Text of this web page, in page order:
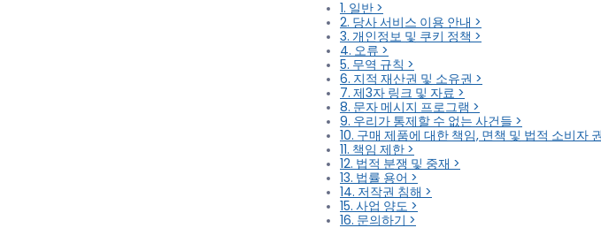
1. 일반 >
2. 당사 서비스 이용 안내 >
3. 개인정보 및 쿠키 정책 >
4. 오류 >
5. 무역 규칙 >
6. 지적 재산권 및 소유권 >
7. 제3자 링크 및 자료 >
8. 문자 메시지 프로그램 >
9. 우리가 통제할 수 없는 사건들 >
10. 구매 제품에 대한 책임, 면책 및 법적 소비자
11. 책임 제한 >
12. 법적 분쟁 및 중재 >
13. 법률 용어 >
14. 저작권 침해 >
15. 사업 양도 >
16. 문의하기 >